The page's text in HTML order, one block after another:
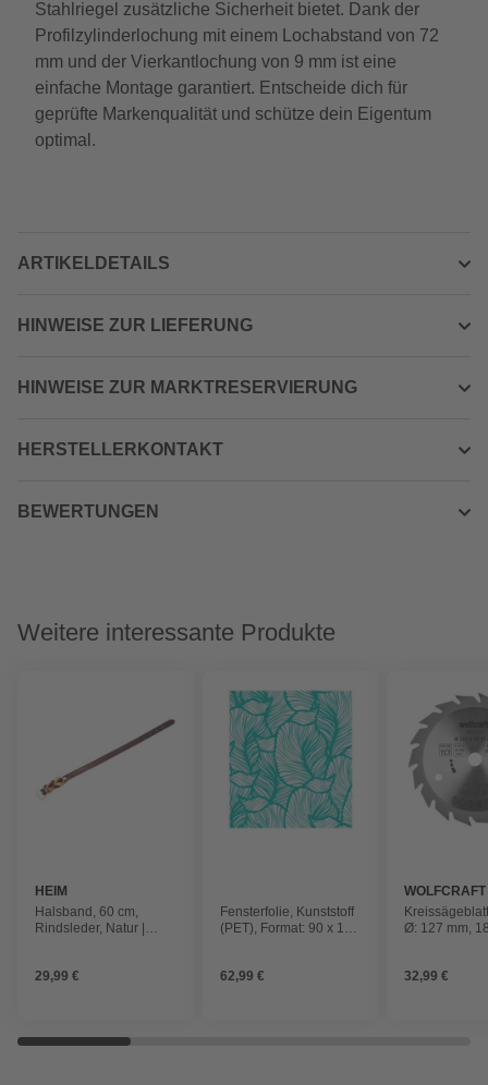
Stahlriegel zusätzliche Sicherheit bietet. Dank der
Profilzylinderlochung mit einem Lochabstand von 72
mm und der Vierkantlochung von 9 mm ist eine
einfache Montage garantiert. Entscheide dich für
geprüfte Markenqualität und schütze dein Eigentum
optimal.
ARTIKELDETAILS
HINWEISE ZUR LIEFERUNG
HINWEISE ZUR MARKTRESERVIERUNG
HERSTELLERKONTAKT
BEWERTUNGEN
Weitere interessante Produkte
HEIM
Halsband, 60 cm,
Rindsleder, Natur |
29,99 €
Fensterfolie, Kunststoff
(PET), Format: 90 x 100
62,99 €
WOLFCRAFT
Ø: 127 mm,
32,99 €